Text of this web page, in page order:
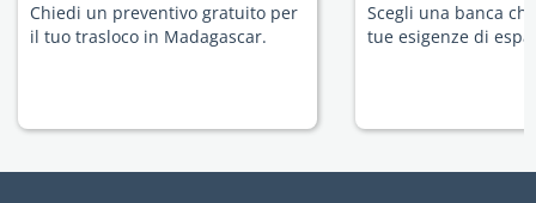
Chiedi un preventivo gratuito per
il tuo trasloco in Madagascar.
Scegli una banca
tue esigenze di